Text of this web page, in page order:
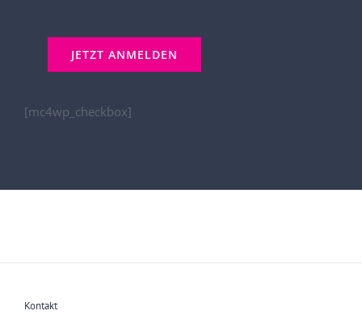
[mc4wp_checkbox]
Kontakt